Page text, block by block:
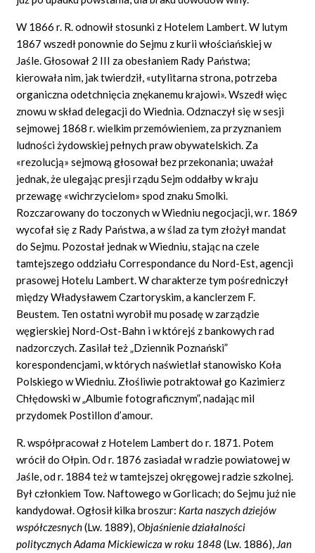
W 1866 r. R. odnowił stosunki z Hotelem Lambert. W lutym
1867 wszedł ponownie do Sejmu z kurii włościańskiej w
Jaśle. Głosował 2 III za obesłaniem Rady Państwa;
kierowała nim, jak twierdził, «utylitarna strona, potrzeba
organiczna odetchnięcia znękanemu krajowi». Wszedł więc
znowu w skład delegacji do Wiednia. Odznaczył się w sesji
sejmowej 1868 r. wielkim przemówieniem, za przyznaniem
ludności żydowskiej pełnych praw obywatelskich. Za
«rezolucją» sejmową głosował bez przekonania; uważał
jednak, że ulegając presji rządu Sejm oddałby w kraju
przewagę «wichrzycielom» spod znaku Smolki.
Rozczarowany do toczonych w Wiedniu negocjacji, w r. 1869
wycofał się z Rady Państwa, a w ślad za tym złożył mandat
do Sejmu. Pozostał jednak w Wiedniu, stając na czele
tamtejszego oddziału Correspondance du Nord-Est, agencji
prasowej Hotelu Lambert. W charakterze tym pośredniczył
między Władysławem Czartoryskim, a kanclerzem F.
Beustem. Ten ostatni wyrobił mu posadę w zarządzie
węgierskiej Nord-Ost-Bahn i w którejś z bankowych rad
nadzorczych. Zasilał też „Dziennik Poznański”
korespondencjami, w których naświetlał stanowisko Koła
Polskiego w Wiedniu. Złośliwie potraktował go Kazimierz
Chłędowski w „Albumie fotograficznym”, nadając mil
przydomek Postillon d’amour.
R. współpracował z Hotelem Lambert do r. 1871. Potem
wrócił do Ołpin. Od r. 1876 zasiadał w radzie powiatowej w
Jaśle, od r. 1884 też w tamtejszej okręgowej radzie szkolnej.
Był członkiem Tow. Naftowego w Gorlicach; do Sejmu już nie
kandydował. Ogłosił kilka broszur: Karta naszych dziejów
współczesnych(Lw. 1889),Objaśnienie działalności
politycznych Adama Mickiewicza w roku 1848(Lw. 1886), Jan